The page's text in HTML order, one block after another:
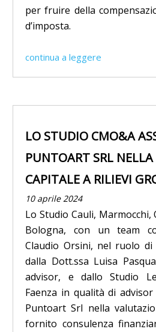
per fruire della
d’imposta.
continua a leggere
LO STUDIO CMO&A
PUNTOART SRL NELLA
CAPITALE A RILIEVI
10 aprile 2024
Lo Studio Cauli, Marmocchi,
Bologna, con un team
Claudio Orsini, nel ruolo di
dalla Dott.ssa Luisa
advisor, e dallo Studio
Faenza in qualità di
Puntoart Srl nella
fornito consulenza